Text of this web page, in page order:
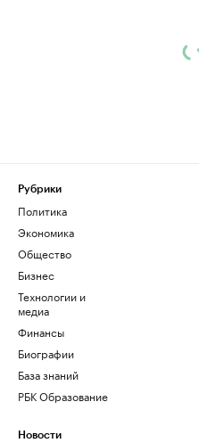
Рубрики
Политика
Экономика
Общество
Бизнес
Технологии и
медиа
Финансы
Биографии
База знаний
РБК Образование
Новости